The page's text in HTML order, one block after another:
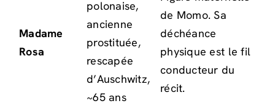
Madame
Rosa
polonaise,
ancienne
prostituée,
rescapée
d’Auschwitz,
~65 ans
de Momo. Sa
déchéance
physique est le fil
conducteur du
récit.